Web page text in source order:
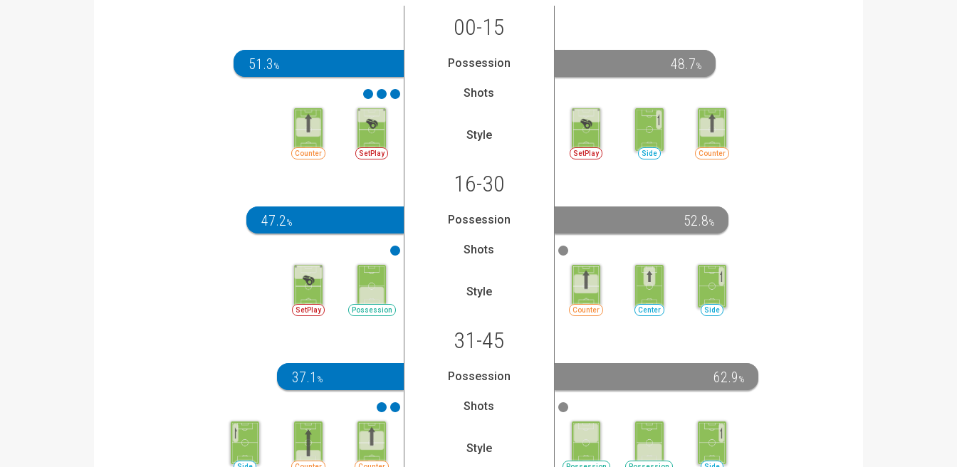
00-15
51.3 % Possession 48.7%
Shots
SetPlay
Counter
Style
SetPlay Side Counter
16-30
47.2% Possession 52.8%
Shots
Possession
SetPlay
Style
Counter Center Side
31-45
37.1 % Possession 62.9 %
Shots
Style